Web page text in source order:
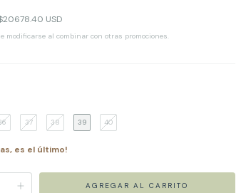
USD
modificarse al combinar con otras promociones.
37 38 39 40
es el último!